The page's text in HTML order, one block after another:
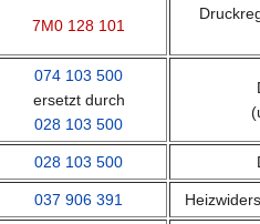
7M0 128 101
074 103 500
ersetzt durch
028 103 500
028 103 500
037 906 391